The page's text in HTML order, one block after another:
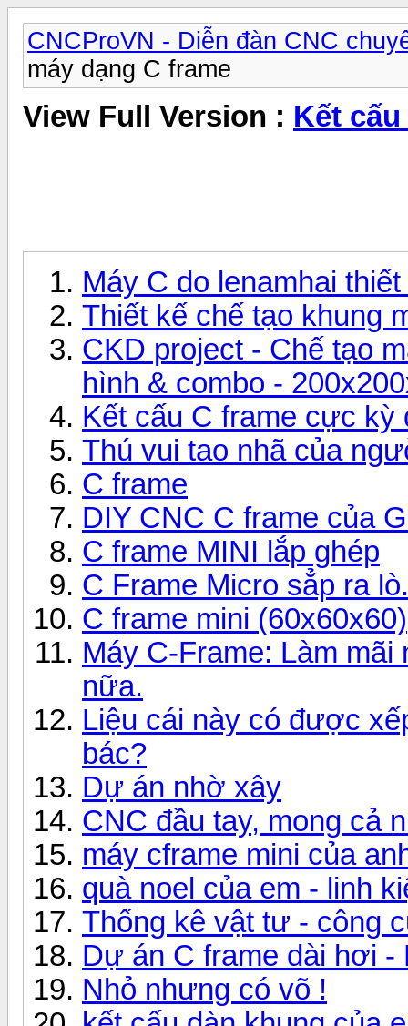
CNCProVN - Diễn đàn CNC
máy dạng C frame
View Full Version : Kết
Máy C do lenamhai
Thiết kế chế tạo khung
CKD project - Chế tạo
hình & combo -
Kết cấu C frame cực
Thú vui tao nhã của
C frame
DIY CNC C frame của
C frame MINI lắp ghép
C Frame Micro sẳp ra lò.
C frame mini (60x60x60)
Máy C-Frame: Làm
nữa.
Liệu cái này có được
bác?
Dự án nhờ xây
CNC đầu tay, mong cả
máy cframe mini của
quà noel của em - linh
Thống kê vật tư - công
Dự án C frame dài hơi
Nhỏ nhưng có võ !